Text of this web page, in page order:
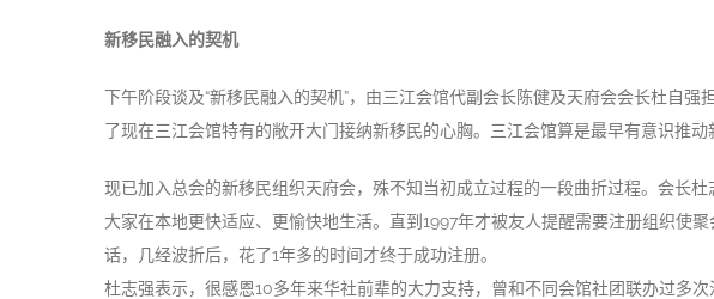
新移民融入的契机
下午阶段谈及“新移民融入的契机”，由三江会馆代副会长陈健及天府会会长杜自
了现在三江会馆特有的敞开大门接纳新移民的心胸。三江会馆算是最早有意识推
现已加入总会的新移民组织天府会，殊不知当初成立过程的一段曲折过程。会长
大家在本地更快适应、更愉快地生活。直到1997年才被友人提醒需要注册组织使
话，几经波折后，花了1年多的时间才终于成功注册。
杜志强表示，很感恩10多年来华社前辈的大力支持，曾和不同会馆社团联办过多